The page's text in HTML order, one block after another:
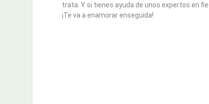
trata. Y si tienes ayuda de unos expertos en
¡Te va a enamorar enseguida!